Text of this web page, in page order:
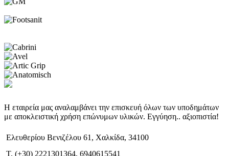
Η εταιρεία μας αναλαμβάνει την επισκευή όλων των υποδημάτων
με αποκλειστική χρήση επώνυμων υλικών. Εγγύηση.. αξιοπιστία!
Ελευθερίου Βενιζέλου 61, Χαλκίδα, 34100
T. (+30) 2221301364, 6940615541